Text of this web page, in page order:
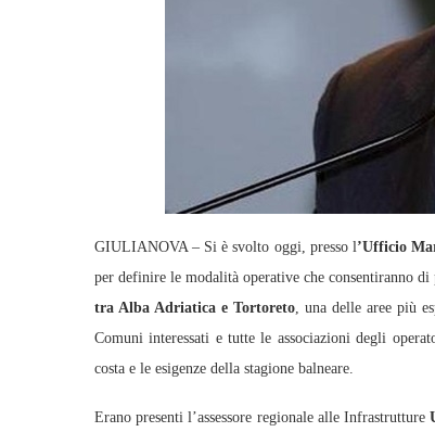
GIULIANOVA – Si è svolto oggi, presso l’Ufficio
per definire le modalità operative che consentiranno
tra Alba Adriatica e Tortoreto, una delle aree più
Comuni interessati e tutte le associazioni degli
costa e le esigenze della stagione balneare.
Erano presenti l’assessore regionale alle Infrastrutture